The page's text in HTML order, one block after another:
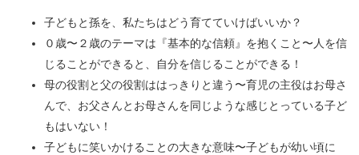
子どもと孫を、私たちはどう育てていけばいいか？
０歳〜２歳のテーマは『基本的な信頼』を抱くこと〜人を信
じることができると、自分を信じることができる！
母の役割と父の役割ははっきりと違う〜育児の主役はお母さ
んで、お父さんとお母さんを同じような感じとっている子ど
もはいない！
子どもに笑いかけることの大きな意味〜子どもが幼い頃に